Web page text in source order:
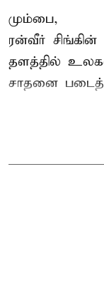
மும்பை,
ரன்வீர் சிங்கின்
தளத்தில்
சாதனை